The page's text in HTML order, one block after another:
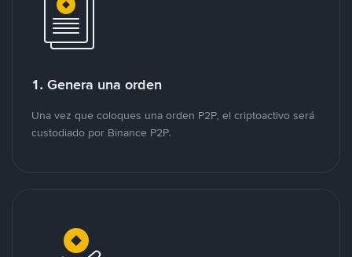
1. Genera una orden
Una vez que coloques una orden P2P, el criptoactivo será
custodiado por Binance P2P.